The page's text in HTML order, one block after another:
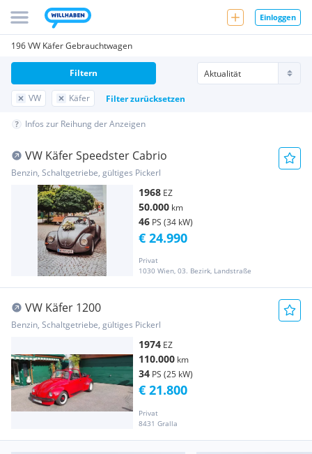
Einloggen
196 VW Käfer Gebrauchtwagen
VW Käfer Filter zurücksetzen
Filtern
Infos zur Reihung der Anzeigen
VW Käfer Speedster Cabrio
Benzin, Schaltgetriebe, gültiges Pickerl
1968 EZ
50.000 km
46 PS (34 kW)
Privat
1030 Wien, 03. Bezirk, Landstraße
€ 24.990
VW Käfer 1200
Benzin, Schaltgetriebe, gültiges Pickerl
1974 EZ
110.000 km
34 PS (25 kW)
Privat
8431 Gralla
€ 21.800